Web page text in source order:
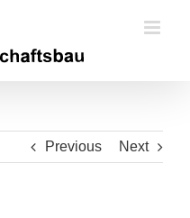
Previous Next